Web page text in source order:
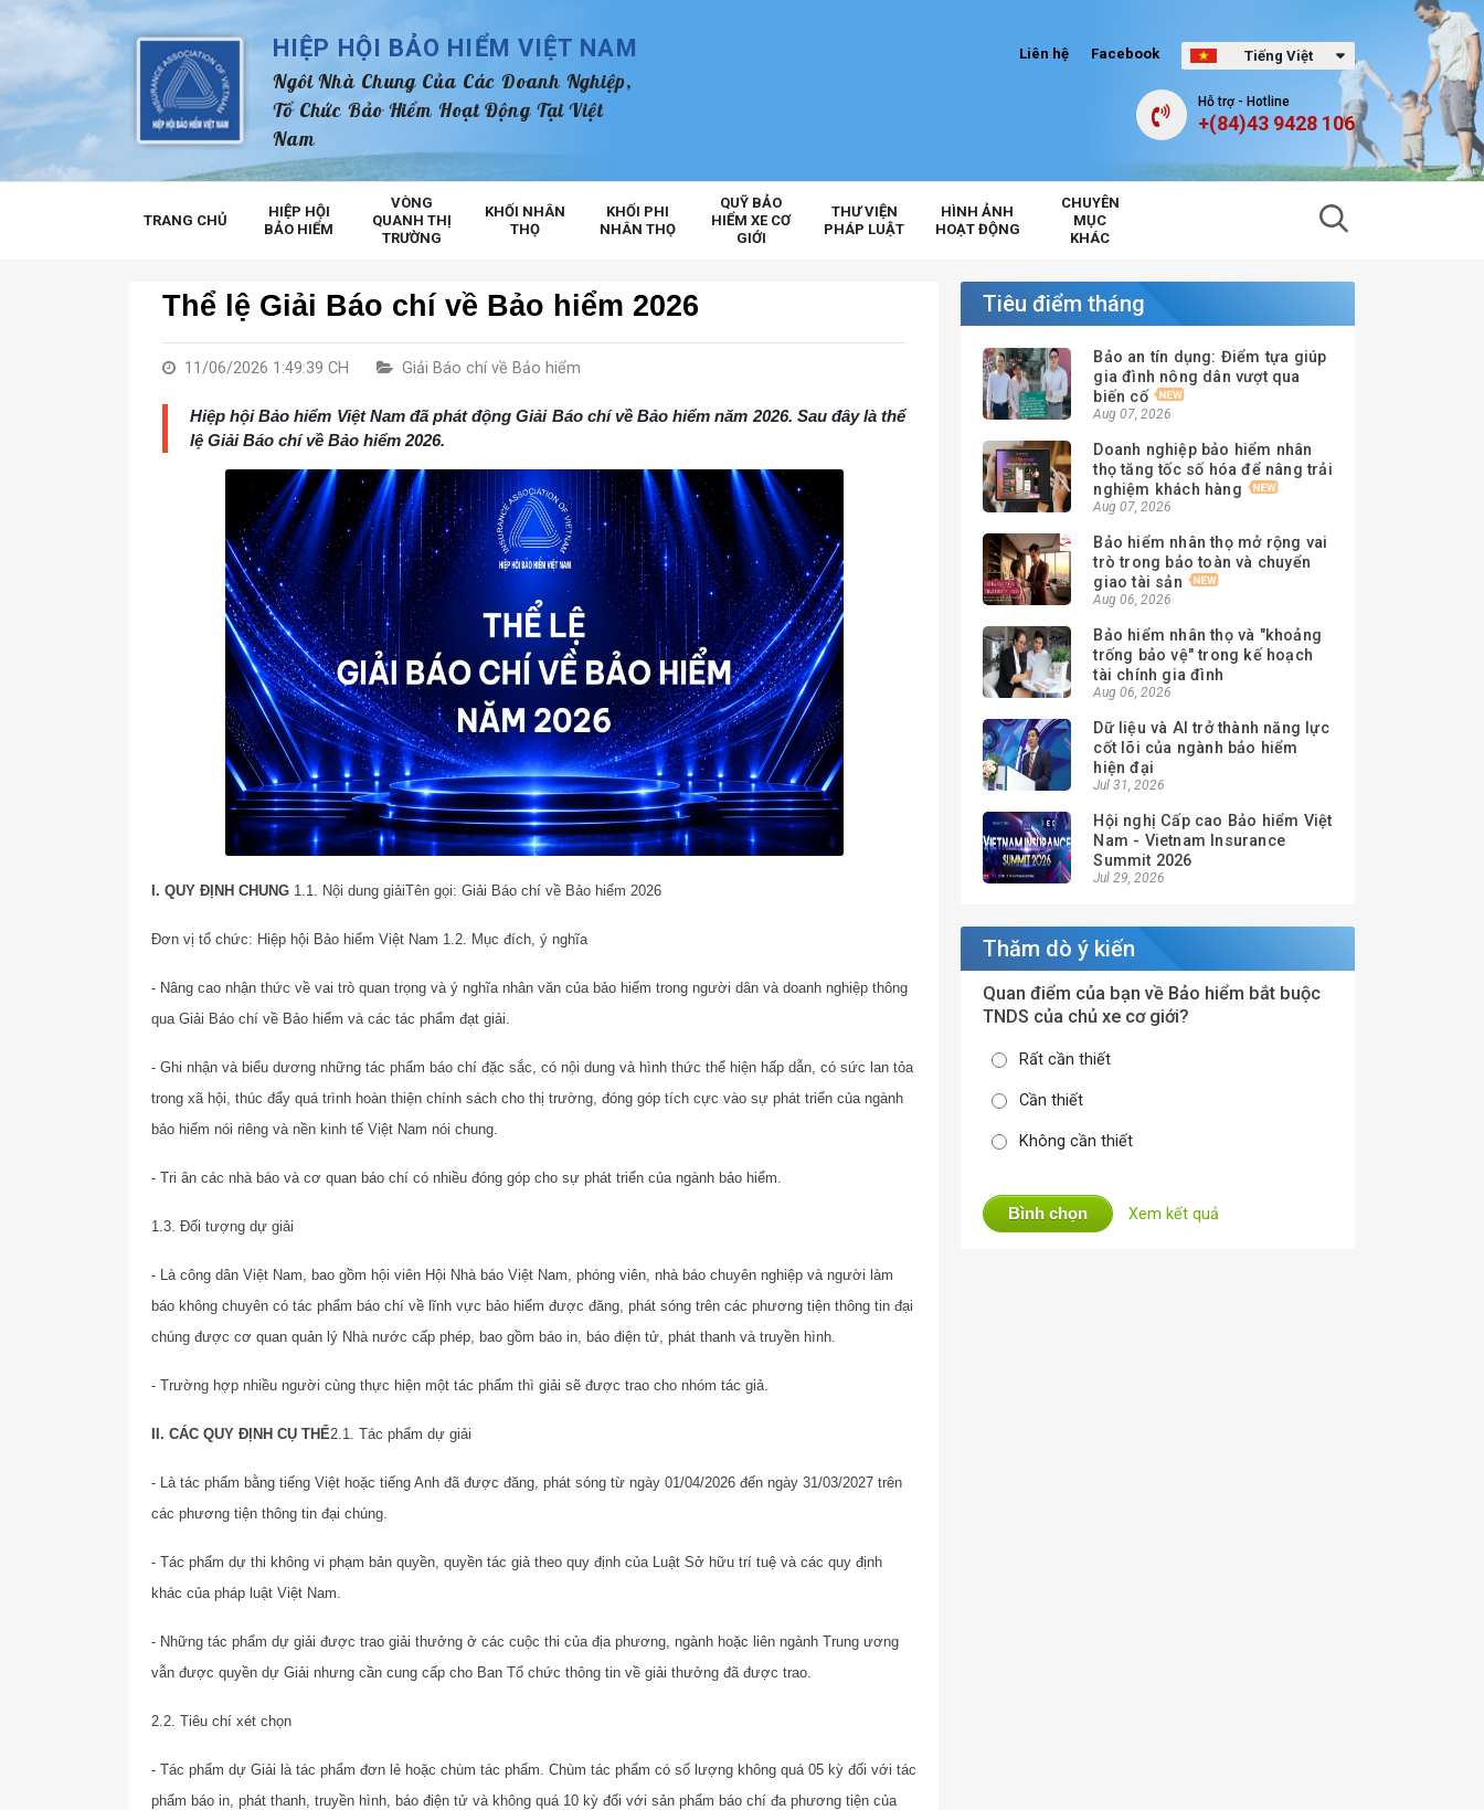
HIỆP HỘI BẢO HIỂM VIỆT NAM
Ngôi Nhà Chung Của Các Doanh Nghiệp,
Tổ Chức Bảo Hiểm Hoạt Động Tại Việt
Nam
Tiếng Việt
Facebook
Liên hệ
Hỗ trợ - Hotline
+(84)43 9428 106
TRANG CHỦ
HIỆP HỘI
BẢO HIỂM
VÒNG
QUANH THỊ
TRƯỜNG
KHỐI NHÂN
THỌ
KHỐI PHI
NHÂN THỌ
QUỸ BẢO
HIỂM XE CƠ
GIỚI
THƯ VIỆN
PHÁP LUẬT
HÌNH ẢNH
HOẠT ĐỘNG
CHUYÊN
MỤC
KHÁC
Thể lệ Giải Báo chí về Bảo hiểm 2026
11/06/2026 1:49:39 CH Giải Báo chí về Bảo hiểm
Hiệp hội Bảo hiểm Việt Nam đã phát động Giải Báo chí về Bảo hiểm năm 2026. Sau đây là thể
lệ Giải Báo chí về Bảo hiểm 2026.
I. QUY ĐỊNH CHUNG 1.1. Nội dung giảiTên gọi: Giải Báo chí về Bảo hiểm 2026
Đơn vị tổ chức: Hiệp hội Bảo hiểm Việt Nam 1.2. Mục đích, ý nghĩa
- Nâng cao nhận thức về vai trò quan trọng và ý nghĩa nhân văn của bảo hiểm trong người dân và doanh nghiệp thông
qua Giải Báo chí về Bảo hiểm và các tác phẩm đạt giải.
- Ghi nhận và biểu dương những tác phẩm báo chí đặc sắc, có nội dung và hình thức thể hiện hấp dẫn, có sức lan tỏa
trong xã hội, thúc đẩy quá trình hoàn thiện chính sách cho thị trường, đóng góp tích cực vào sự phát triển của ngành
bảo hiểm nói riêng và nền kinh tế Việt Nam nói chung.
- Tri ân các nhà báo và cơ quan báo chí có nhiều đóng góp cho sự phát triển của ngành bảo hiểm.
1.3. Đối tượng dự giải
- Là công dân Việt Nam, bao gồm hội viên Hội Nhà báo Việt Nam, phóng viên, nhà báo chuyên nghiệp và người làm
báo không chuyên có tác phẩm báo chí về lĩnh vực bảo hiểm được đăng, phát sóng trên các phương tiện thông tin đại
chúng được cơ quan quản lý Nhà nước cấp phép, bao gồm báo in, báo điện tử, phát thanh và truyền hình.
- Trường hợp nhiều người cùng thực hiện một tác phẩm thì giải sẽ được trao cho nhóm tác giả.
II. CÁC QUY ĐỊNH CỤ THỂ2.1. Tác phẩm dự giải
- Là tác phẩm bằng tiếng Việt hoặc tiếng Anh đã được đăng, phát sóng từ ngày 01/04/2026 đến ngày 31/03/2027 trên
các phương tiện thông tin đại chúng.
- Tác phẩm dự thi không vi phạm bản quyền, quyền tác giả theo quy định của Luật Sở hữu trí tuệ và các quy định
khác của pháp luật Việt Nam.
- Những tác phẩm dự giải được trao giải thưởng ở các cuộc thi của địa phương, ngành hoặc liên ngành Trung ương
vẫn được quyền dự Giải nhưng cần cung cấp cho Ban Tổ chức thông tin về giải thưởng đã được trao.
2.2. Tiêu chí xét chọn
- Tác phẩm dự Giải là tác phẩm đơn lẻ hoặc chùm tác phẩm. Chùm tác phẩm có số lượng không quá 05 kỳ đối với tác
phẩm báo in, phát thanh, truyền hình, báo điện tử và không quá 10 kỳ đối với sản phẩm báo chí đa phương tiện của
Tiêu điểm tháng
Bảo an tín dụng: Điểm tựa giúp
gia đình nông dân vượt qua
biến cố
Aug 07, 2026
Doanh nghiệp bảo hiểm nhân
thọ tăng tốc số hóa để nâng trải
nghiệm khách hàng
Aug 07, 2026
Bảo hiểm nhân thọ mở rộng vai
trò trong bảo toàn và chuyển
giao tài sản
Aug 06, 2026
Bảo hiểm nhân thọ và "khoảng
trống bảo vệ" trong kế hoạch
tài chính gia đình
Aug 06, 2026
Dữ liệu và AI trở thành năng lực
cốt lõi của ngành bảo hiểm
hiện đại
Jul 31, 2026
Hội nghị Cấp cao Bảo hiểm Việt
Nam - Vietnam Insurance
Summit 2026
Jul 29, 2026
Thăm dò ý kiến
Quan điểm của bạn về Bảo hiểm bắt buộc
TNDS của chủ xe cơ giới?
Rất cần thiết
Cần thiết
Không cần thiết
Bình chọn Xem kết quả